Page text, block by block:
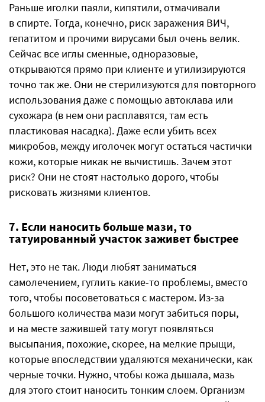
Раньше иголки паяли, кипятили, отмачивали
в спирте. Тогда, конечно, риск заражения ВИЧ,
гепатитом и прочими вирусами был очень велик.
Сейчас все иглы сменные, одноразовые,
открываются прямо при клиенте и утилизируются
точно так же. Они не стерилизуются для повторного
использования даже с помощью автоклава или
сухожара (в нем они расплавятся, там есть
пластиковая насадка). Даже если убить всех
микробов, между иголочек могут остаться частички
кожи, которые никак не вычистишь. Зачем этот
риск? Они не стоят настолько дорого, чтобы
рисковать жизнями клиентов.
7. Если наносить больше мази, то
татуированный участок заживет быстрее
Нет, это не так. Люди любят заниматься
самолечением, гуглить какие-то проблемы, вместо
того, чтобы посоветоваться с мастером. Из-за
большого количества мази могут забиться поры,
и на месте зажившей тату могут появляться
высыпания, похожие, скорее, на мелкие прыщи,
которые впоследствии удаляются механически, как
черные точки. Нужно, чтобы кожа дышала, мазь
для этого стоит наносить тонким слоем. Организм